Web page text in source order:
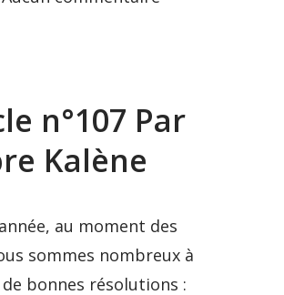
n°107 Par
Kalène
au moment des
sommes nombreux à
bonnes résolutions :